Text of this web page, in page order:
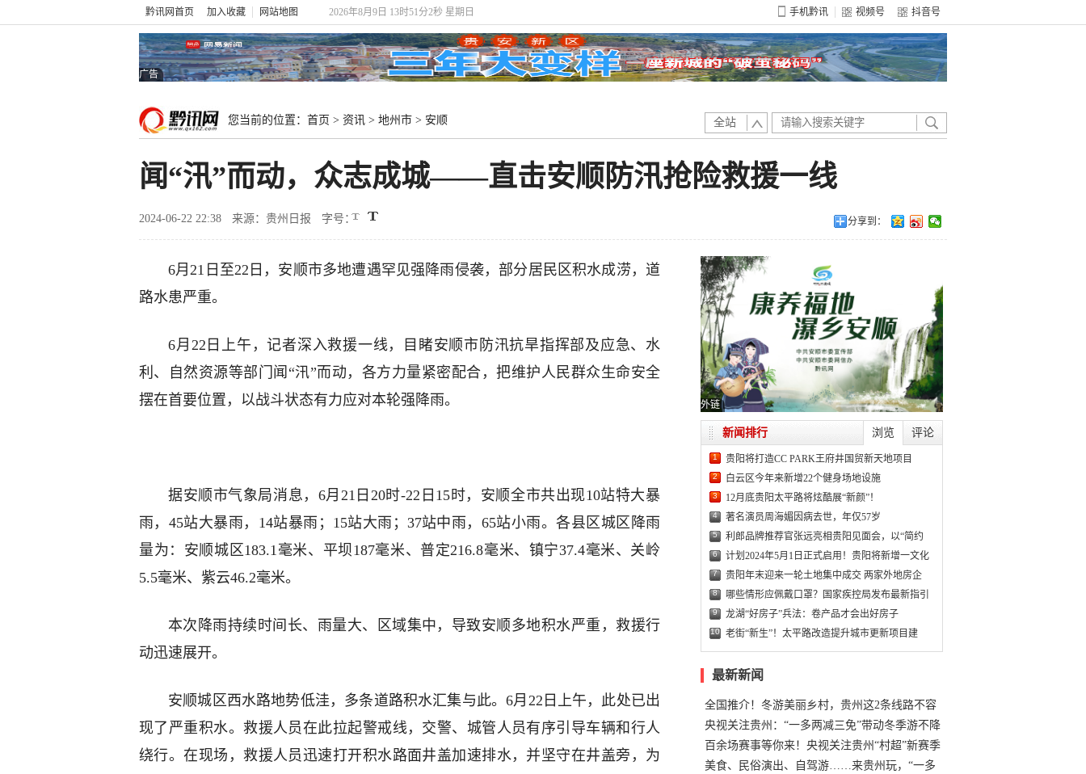
黔讯网首页 加入收藏 网站地图 2026年8月9日 13时51分3秒 星期日 手机黔讯 视频号 抖音号
广告
您当前的位置： 首页 > 资讯 > 地州市 > 安顺 全站
闻“汛”而动，众志成城——直击安顺防汛抢险救援一线
2024-06-22 22:38 来源：贵州日报 字号： 分享到：
6月21日至22日，安顺市多地遭遇罕见强降雨侵袭，部分居民区积水成涝，道
路水患严重。
6月22日上午，记者深入救援一线，目睹安顺市防汛抗旱指挥部及应急、水
利、自然资源等部门闻“汛”而动，各方力量紧密配合，把维护人民群众生命安全
摆在首要位置，以战斗状态有力应对本轮强降雨。
据安顺市气象局消息，6月21日20时-22日15时，安顺全市共出现10站特大暴
雨，45站大暴雨，14站暴雨；15站大雨；37站中雨，65站小雨。各县区城区降雨
量为：安顺城区183.1毫米、平坝187毫米、普定216.8毫米、镇宁37.4毫米、关岭
5.5毫米、紫云46.2毫米。
本次降雨持续时间长、雨量大、区域集中，导致安顺多地积水严重，救援行
动迅速展开。
安顺城区西水路地势低洼，多条道路积水汇集与此。6月22日上午，此处已出
现了严重积水。救援人员在此拉起警戒线，交警、城管人员有序引导车辆和行人
绕行。在现场，救援人员迅速打开积水路面井盖加速排水，并坚守在井盖旁，为
外链
浏览 评论
新闻排行
1 贵阳将打造CC PARK王府井国贸新天地项目
2 白云区今年来新增22个健身场地设施
3 12月底贵阳太平路将炫酷展“新颜”！
4 著名演员周海媚因病去世，年仅57岁
5 利郎品牌推荐官张远亮相贵阳见面会，以“简约
6 计划2024年5月1日正式启用！贵阳将新增一文化
7 贵阳年末迎来一轮土地集中成交 两家外地房企
8 哪些情形应佩戴口罩？国家疾控局发布最新指引
9 龙湖“好房子”兵法：卷产品才会出好房子
10 老街“新生”！太平路改造提升城市更新项目建
最新新闻
全国推介！冬游美丽乡村，贵州这2条线路不容
错过
央视关注贵州：“一多两减三免”带动冬季游不降
温
百余场赛事等你来！央视关注贵州“村超”新赛季
正式“打响”
美食、民俗演出、自驾游……来贵州玩，“一多